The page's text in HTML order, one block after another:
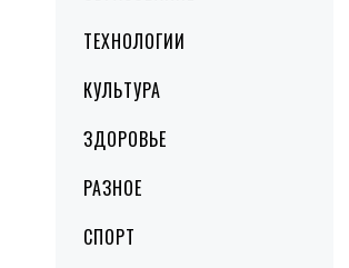
ТЕХНОЛОГИИ
КУЛЬТУРА
ЗДОРОВЬЕ
РАЗНОЕ
СПОРТ